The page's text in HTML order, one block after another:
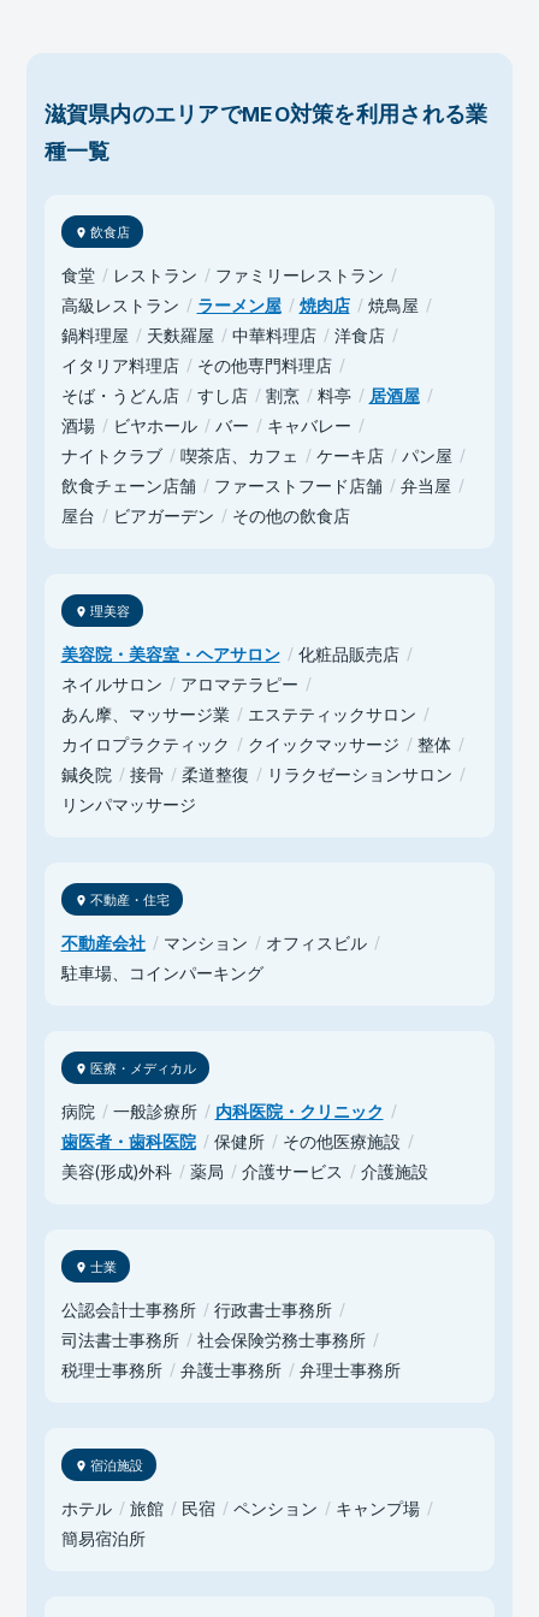
滋賀県内のエリアでMEO対策を利用される業
種一覧
飲食店
食堂 レストラン
ファミリーレストラン
高級レストラン
ラーメン屋 焼肉店
焼鳥屋
鍋料理屋
天麩羅屋 中華料理店
洋食店
イタリア料理店
その他専門料理店
そば・うどん店
すし店 割烹 料亭
居酒屋
酒場
ビヤホール バー
キャバレー
ナイトクラブ
喫茶店、カフェ ケーキ店
パン屋
飲食チェーン店舗
ファーストフード店舗
弁当屋
屋台
ビアガーデン その他の飲食店
理美容
美容院・美容室・ヘアサロン
化粧品販売店
ネイルサロン
アロマテラピー
あん摩、マッサージ業
エステティックサロン
カイロプラクティック
クイックマッサージ
整体
鍼灸院
接骨 柔道整復
リラクゼーションサロン
リンパマッサージ
不動産・住宅
不動産会社 マンション
オフィスビル
駐車場、コインパーキング
医療・メディカル
病院 一般診療所
内科医院・クリニック
歯医者・歯科医院
保健所
その他医療施設
美容(形成)外科
薬局 介護サービス 介護施設
士業
公認会計士事務所
行政書士事務所
司法書士事務所
社会保険労務士事務所
税理士事務所
弁護士事務所 弁理士事務所
宿泊施設
ホテル 旅館 民宿 ペンション
キャンプ場
簡易宿泊所